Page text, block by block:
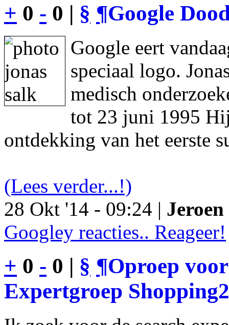
+ 0 - 0 | § ¶Google
Google eert
speciaal logo.
medisch
tot 23 juni 1995
ontdekking van het eerste
(Lees verder...!)
28 Okt '14 - 09:24 |
Googley reacties.. Reageer!
+ 0 - 0 | § ¶Oproep
Expertgroep